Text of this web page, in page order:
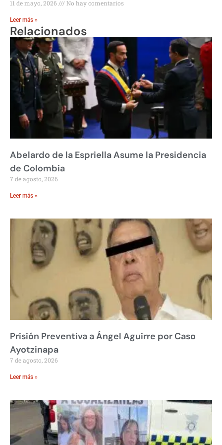
11 de mayo, 2026 No hay comentarios
Leer más »
Relacionados
Abelardo de la Espriella Asume la Presidencia
de Colombia
7 de agosto, 2026
Leer más »
Prisión Preventiva a Ángel Aguirre por Caso
Ayotzinapa
7 de agosto, 2026
Leer más »